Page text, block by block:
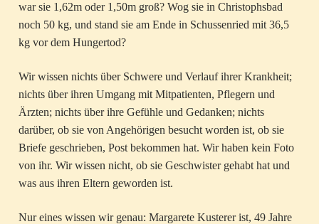
war sie 1,62m oder 1,50m groß? Wog sie in Christophsbad
noch 50 kg, und stand sie am Ende in Schussenried mit 36,5
kg vor dem Hungertod?
Wir wissen nichts über Schwere und Verlauf ihrer Krankheit;
nichts über ihren Umgang mit Mitpatienten, Pflegern und
Ärzten; nichts über ihre Gefühle und Gedanken; nichts
darüber, ob sie von Angehörigen besucht worden ist, ob sie
Briefe geschrieben, Post bekommen hat. Wir haben kein Foto
von ihr. Wir wissen nicht, ob sie Geschwister gehabt hat und
was aus ihren Eltern geworden ist.
Nur eines wissen wir genau: Margarete Kusterer ist, 49 Jahre